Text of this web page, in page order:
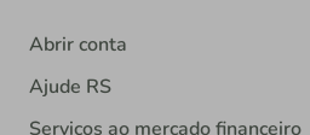
Abrir conta
Ajude RS
Serviços ao mercado financeiro